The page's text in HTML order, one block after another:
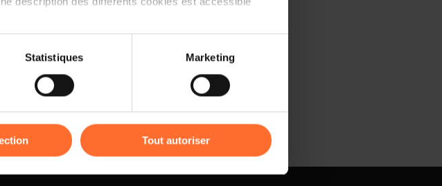
(ex : lecture de vidéos, partage sur les réseaux
Statistiques Marketing
Tout autoriser